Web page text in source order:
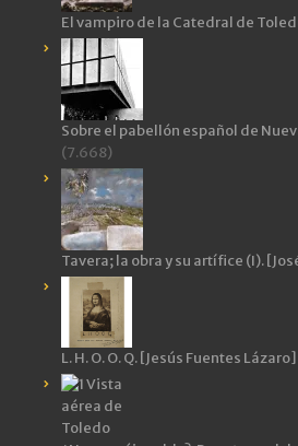
El vampiro de la Catedral de
Sobre el pabellón español de
(7.668)
Tavera; la obra y su artífice (I).
L. H. O. O. Q. [Jesús Fuentes Lázaro]